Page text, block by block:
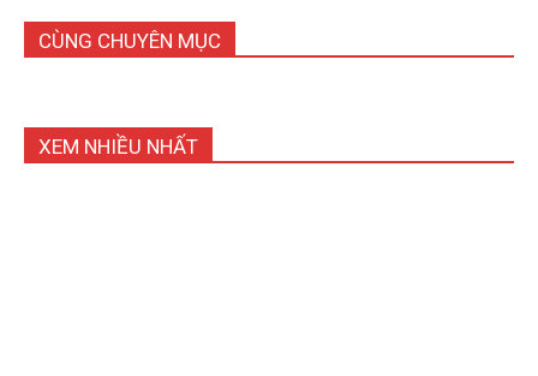
CÙNG CHUYÊN MỤC
XEM NHIỀU NHẤT